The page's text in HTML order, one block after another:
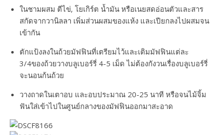
ในชามผสม ตีไข่, โยเกิร์ต น้ำมัน หรือเนยสดอ่อนตัวและสาร
สกัดจากวานิลลา เพิ่มส่วนผสมของแห้ง และเปียกลงไปผสมจน
เข้ากัน
ตักแป้งลงในถ้วยมัฟฟินที่เตรียมไว้และเติมมัฟฟินแต่ละ
3/4ของถ้วยวางบลูเบอร์รี่ 4-5 เม็ด ไม่ต้องกังวนเรื่องบลูเบอร์รี่
จะนอนก้นถ้วย
วางถาดในเตาอบ และอบประมาณ 20-25 นาที หรือจนไม้จิ้ม
ฟันใส่เข้าไปในศูนย์กลางของมัฟฟินออกมาสะอาด